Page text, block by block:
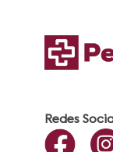
Redes